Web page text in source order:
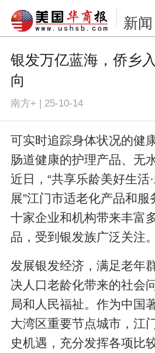
新闻
银发万亿蓝海，侨乡
向
南方+ | 25-10-14
可实时追踪身体状况的健
肠道健康的护理产品、
近日，“共享乐龄美好生活
展”江门市适老化产品和
十家企业和机构带来丰富
品，受到银发族广泛关注。
发展银发经济，满足老年
决人口老龄化带来的社会
局和人民福祉。作为中国
大湾区重要节点城市，江
史机遇，充分发挥各项比